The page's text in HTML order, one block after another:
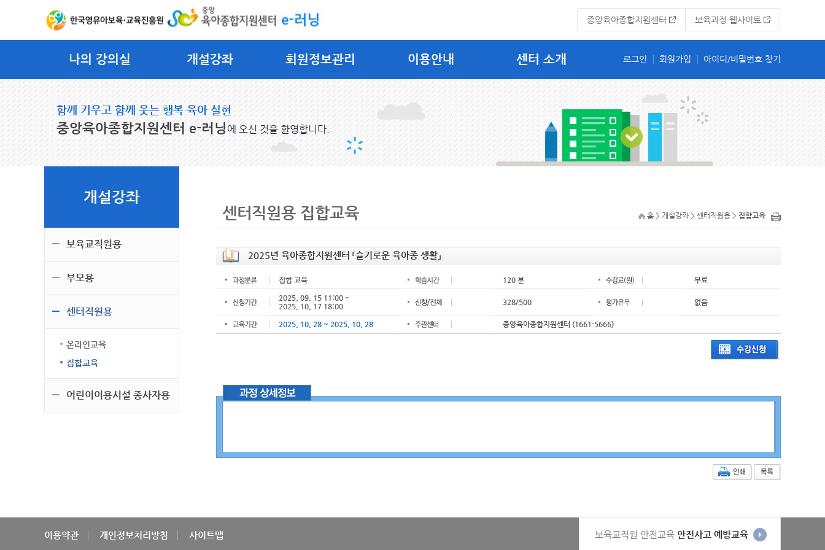
중앙육아종합지원센터 보육과정 웹사이트
나의 강의실 개설강좌 회원정보관리 이용안내 센터 소개
함께 키우고 함께 웃는 행복 육아 실현
중앙육아종합지원센터 e-러닝 에 오신 것을 환영합니다.
개설강좌
보육교직원용
부모용
센터직원용
온라인교육
집합교육
어린이이용시설 종사자용
센터직원용 집합교육 홈 > 개설강좌 > 센터직원용 > 집합교육
2025년 육아종합지원센터 「슬기로운 육아종 생활」
집합 교육 120 분 무료
2025. 09. 15 11:00 ~
2025. 10. 17 18:00
328/500 없음
2025. 10. 28 ~ 2025. 10. 28 중앙육아종합지원센터 (1661-5666)
이용약관 개인정보처리방침 사이트맵 보육교직원 안전교육 안전사고 예방교육